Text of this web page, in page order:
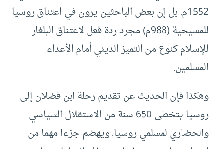
1552م. بل إن بعض الباحثين يرون في اعتناق روسيا
للمسيحية (988م) مجرد ردة فعل لاعتناق البلغار
للإسلام كنوع من التميز الديني أمام الأعداء
المسلمين.
وهكذا فإن الحديث عن تقديم رحلة ابن فضلان إلى
روسيا يتخطى 650 سنة من الاستقلال السياسي
والحضاري لمسلمي روسيا. ويهضم جزءا مهما من